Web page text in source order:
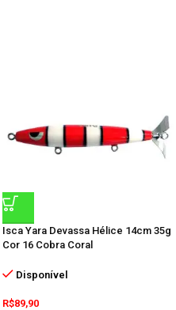
Isca Yara Devassa Hélice 14cm 35g
Cor 16 Cobra Coral
Disponível
R$89,90